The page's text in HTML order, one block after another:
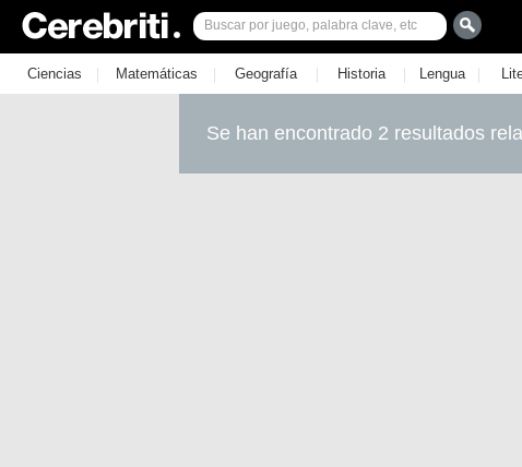
Ciencias | Matemáticas | Geografía | Historia | Lengua |
Se han encontrado 2 resultados